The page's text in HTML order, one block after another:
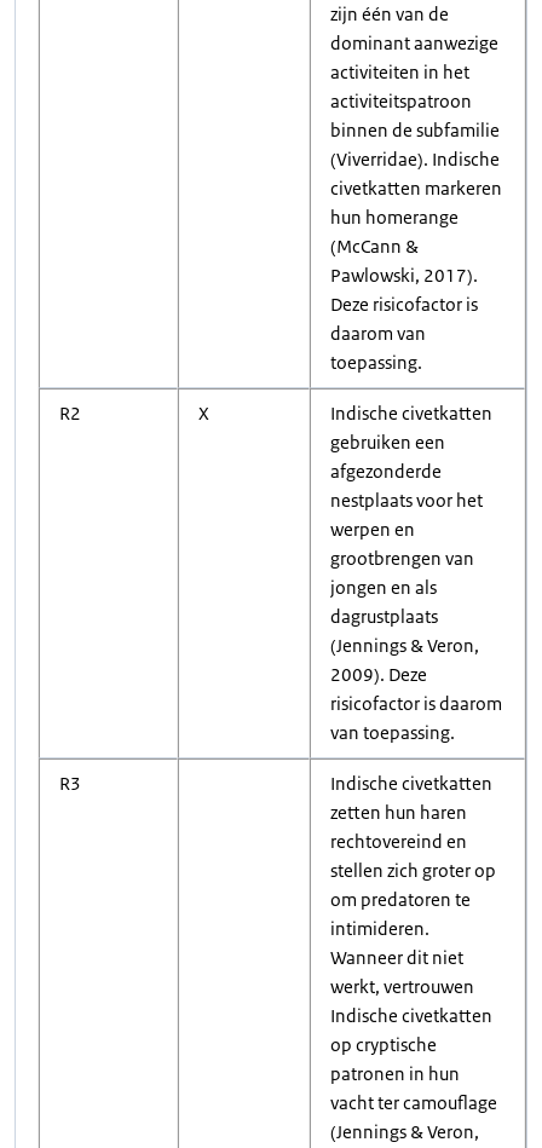
zijn één van de
dominant aanwezige
activiteiten in het
activiteitspatroon
binnen de subfamilie
(Viverridae). Indische
civetkatten markeren
hun homerange
(McCann &
Pawlowski, 2017).
Deze risicofactor is
daarom van
toepassing.
R2 X
Indische civetkatten
gebruiken een
afgezonderde
nestplaats voor het
werpen en
grootbrengen van
jongen en als
dagrustplaats
(Jennings & Veron,
2009). Deze
risicofactor is daarom
van toepassing.
R3
Indische civetkatten
zetten hun haren
rechtovereind en
stellen zich groter op
om predatoren te
intimideren.
Wanneer dit niet
werkt, vertrouwen
Indische civetkatten
op cryptische
patronen in hun
vacht ter camouflage
(Jennings & Veron,